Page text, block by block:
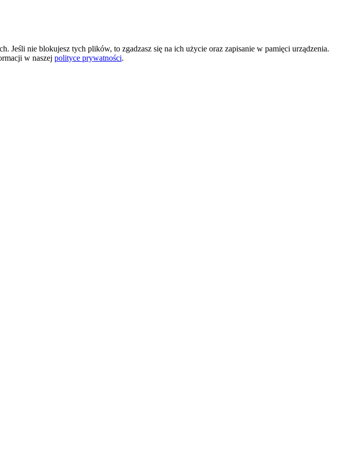
nie blokujesz tych plików, to zgadzasz się na ich użycie oraz zapisanie w pamięci urządzenia.
w naszej polityce prywatności.